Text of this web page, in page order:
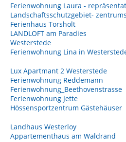
Ferienwohnung Laura -
Landschaftsschutzgebiet-
Ferienhaus Torsholt
LANDLOFT am Paradies
Westerstede
Ferienwohnung Lina in
Lux Apartmant 2 Westerstede
Ferienwohnung Reddemann
Ferienwohnung_Beethovenstrasse
Ferienwohnung Jette
Hössensportzentrum Gästehäuser
Landhaus Westerloy
Appartementhaus am Waldrand